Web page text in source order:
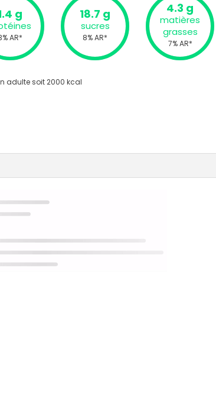
g
AR*
18.7 g
sucres
8% AR*
4.3 g
matières
grasses
7% AR*
adulte soit 2000 kcal